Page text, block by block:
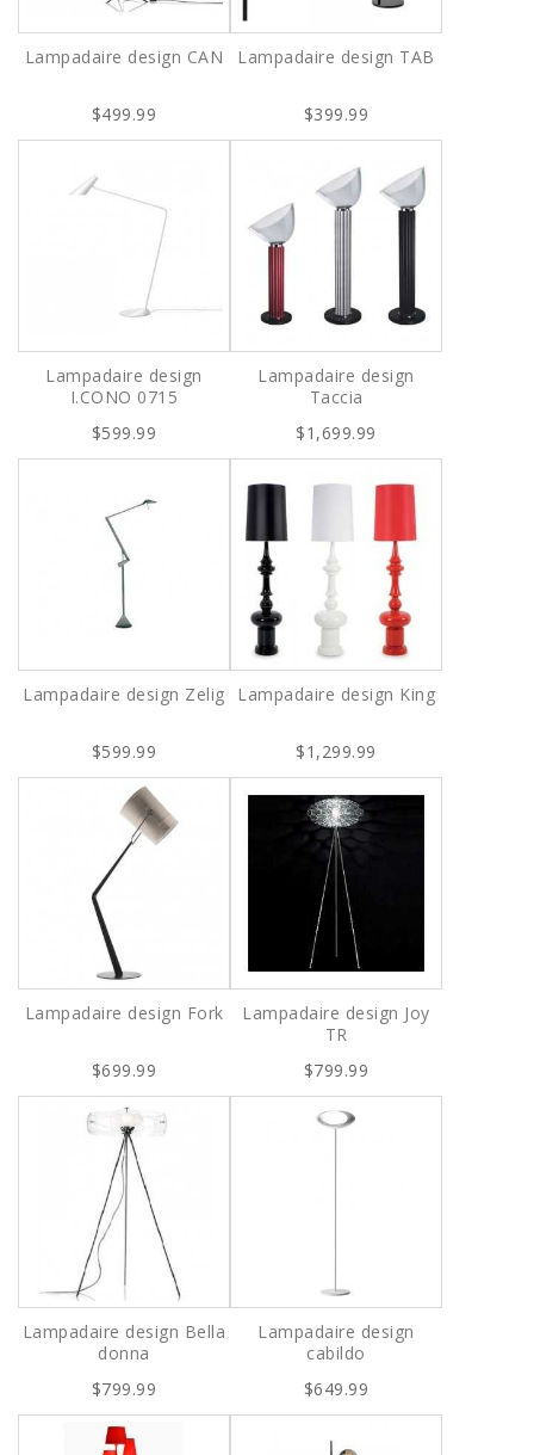
Lampadaire design CAN
$499.99
Lampadaire design TAB
$399.99
Lampadaire design
I.CONO 0715
$599.99
Lampadaire design
Taccia
$1,699.99
Lampadaire design Zelig
$599.99
Lampadaire design King
$1,299.99
Lampadaire design Fork
$699.99
Lampadaire design Joy
TR
$799.99
Lampadaire design Bella
donna
$799.99
Lampadaire design
cabildo
$649.99